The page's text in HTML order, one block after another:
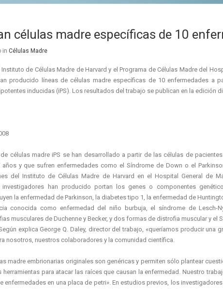
células madre específicas de 10
in Células Madre
de Células Madre de Harvard y el Programa de Células Madre del
producido líneas de células madre específicas de 10 enfermedades a
inducidas (iPS). Los resultados del trabajo se publican en la edición
células madre iPS se han desarrollado a partir de las células de
años y que sufren enfermedades como el Síndrome de Down o el
del Instituto de Células Madre de Harvard en el Hospital General de
han producido portan los genes o componentes
la enfermedad de Parkinson, la diabetes tipo 1, la enfermedad de
conocida como enfermedad del niño burbuja, el síndrome de Lesch-
musculares de Duchenne y Becker, y dos formas de distrofia muscular y el
explica George Q. Daley, director del trabajo, «queríamos producir una
nosotros, nuestros colaboradores y la comunidad científica.
madre embrionarias originales son genéricas y permiten sólo plantear
herramientas para atacar las raíces que causan la enfermedad. Nuestro
enfermedades en una placa de petri». En estudios previos, los